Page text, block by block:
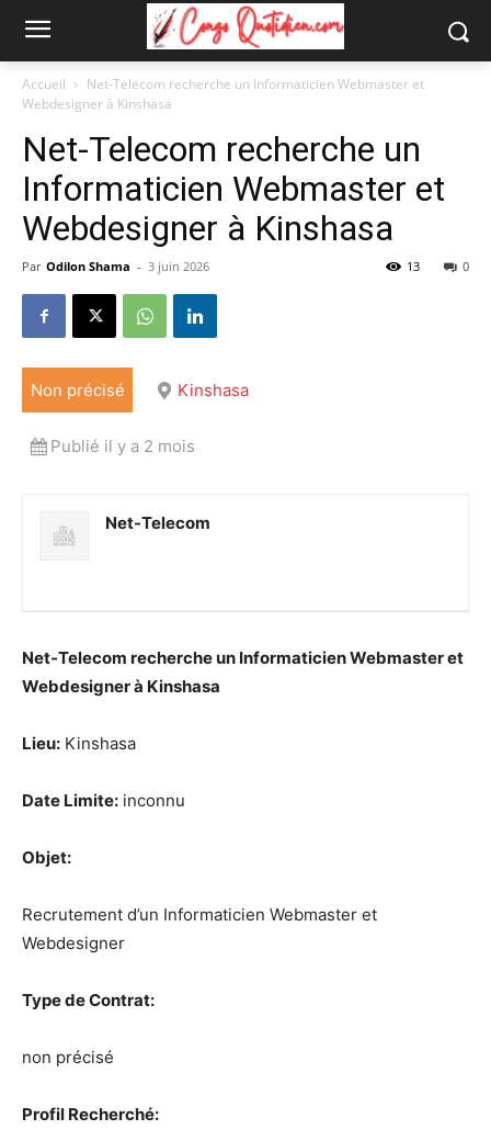
Accueil
Net-Telecom recherche un Informaticien Webmaster et
Webdesigner à Kinshasa
Net-Telecom recherche un
Informaticien Webmaster et
Webdesigner à Kinshasa
Par Odilon Shama - 3 juin 2026 0
13
Non précisé Kinshasa
Publié il y a 2 mois
Net-Telecom
Net-Telecom recherche un Informaticien Webmaster et
Webdesigner à Kinshasa
Lieu: Kinshasa
Date Limite: inconnu
Objet:
Recrutement d’un Informaticien Webmaster et
Webdesigner
Type de Contrat:
non précisé
Profil Recherché: